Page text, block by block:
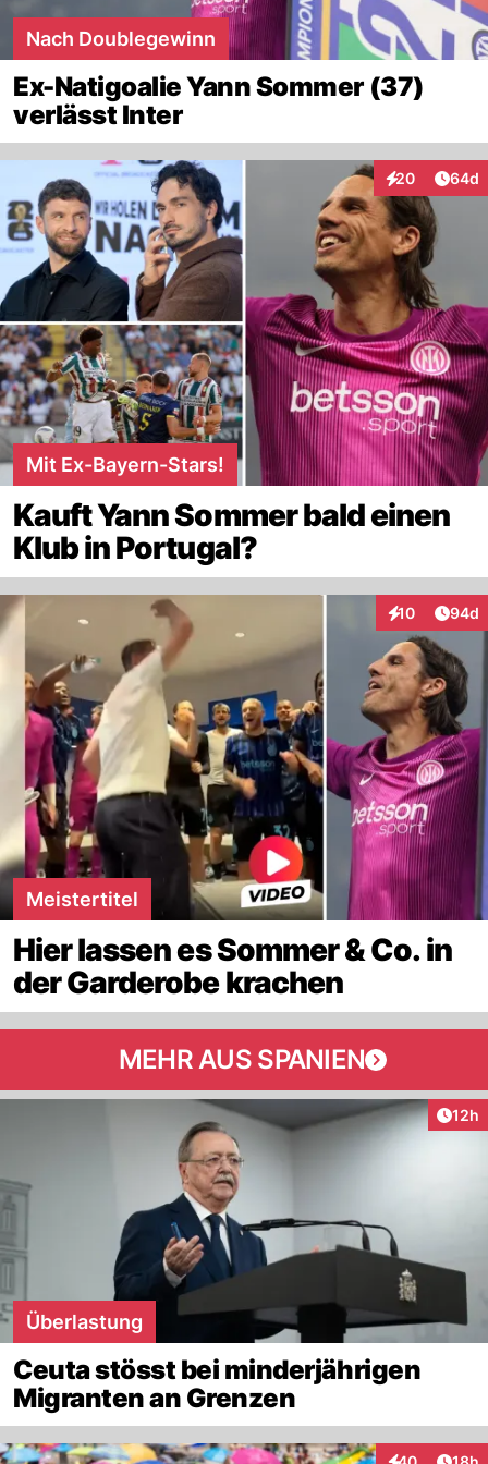
Nach Doublegewinn
Ex-Natigoalie Yann Sommer (37)
verlässt Inter
20
Interaktionen
64d
Mit Ex-Bayern-Stars!
Kauft Yann Sommer bald einen
Klub in Portugal?
10
Interaktionen
94d
Meistertitel
Hier lassen es Sommer & Co. in
der Garderobe krachen
MEHR AUS SPANIEN
12h
Überlastung
Ceuta stösst bei minderjährigen
Migranten an Grenzen